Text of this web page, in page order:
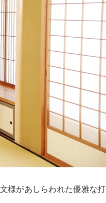
様があしらわれた優雅な打